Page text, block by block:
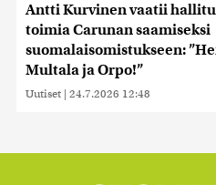
Antti Kurvinen vaatii
toimia Carunan saamiseksi
suomalaisomistukseen:
Multala ja Orpo!”
Uutiset | 24.7.2026 12:48